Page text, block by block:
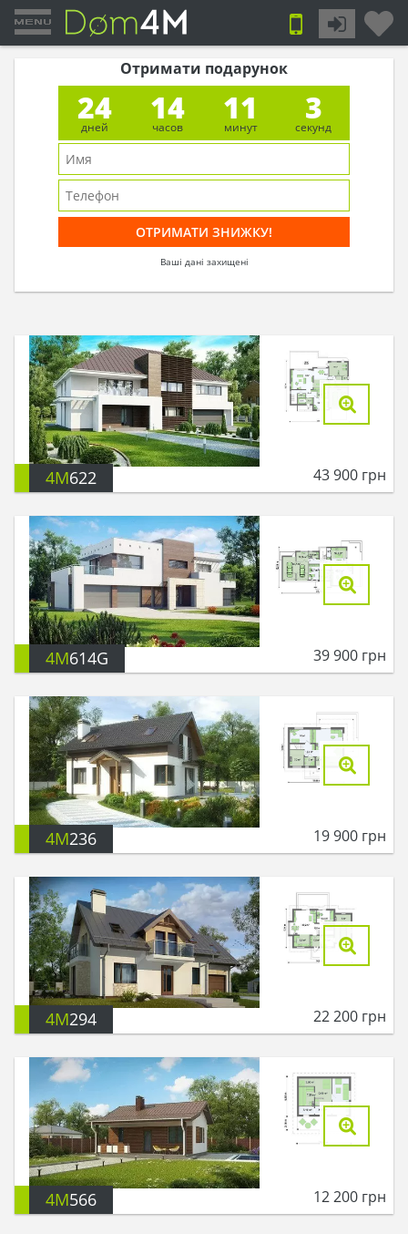
Отримати подарунок
24
дней
14
часов
11
минут
2
секунд
Ваші дані захищені
4M622 43 900 грн
4M614G 39 900 грн
4M236 19 900 грн
4M294 22 200 грн
4M566 12 200 грн